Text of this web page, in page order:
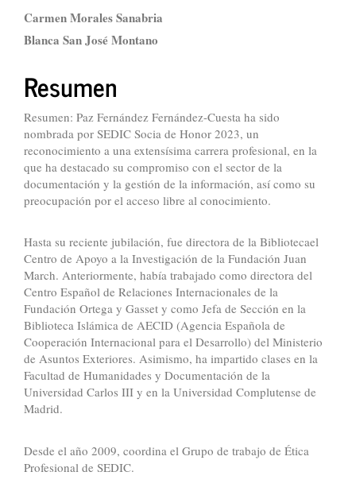
Contenido
principal
del
artículo
Carmen Morales Sanabria
Blanca San José Montano
Resumen
Resumen: Paz Fernández Fernández-Cuesta ha sido
nombrada por SEDIC Socia de Honor 2023, un
reconocimiento a una extensísima carrera profesional, en la
que ha destacado su compromiso con el sector de la
documentación y la gestión de la información, así como su
preocupación por el acceso libre al conocimiento.
Hasta su reciente jubilación, fue directora de la Bibliotecael
Centro de Apoyo a la Investigación de la Fundación Juan
March. Anteriormente, había trabajado como directora del
Centro Español de Relaciones Internacionales de la
Fundación Ortega y Gasset y como Jefa de Sección en la
Biblioteca Islámica de AECID (Agencia Española de
Cooperación Internacional para el Desarrollo) del Ministerio
de Asuntos Exteriores. Asimismo, ha impartido clases en la
Facultad de Humanidades y Documentación de la
Universidad Carlos III y en la Universidad Complutense de
Madrid.
Desde el año 2009, coordina el Grupo de trabajo de Ética
Profesional de SEDIC.